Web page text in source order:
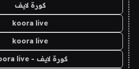
كورة لايف
koora live
koora live
كورة لايف - koora live